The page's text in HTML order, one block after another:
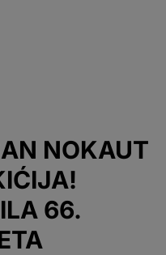
NOKAUT
66.